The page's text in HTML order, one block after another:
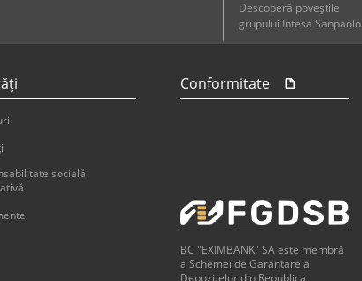
Descoperă poveştile
grupului Intesa Sanpaolo
socială
Conformitate
BC "EXIMBANK" SA este membră
a Schemei de Garantare a
Depozitelor din Republica